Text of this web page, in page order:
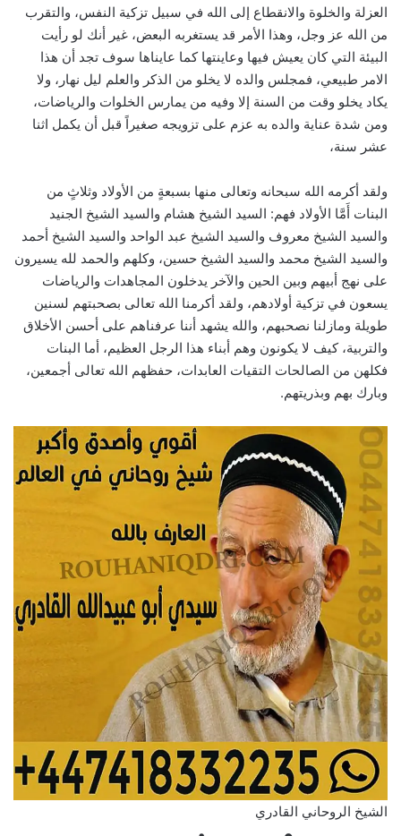
العزلة والخلوة والانقطاع إلى الله في سبيل تزكية النفس، والتقرب
من الله عز وجل، وهذا الأمر قد يستغربه البعض، غير أنك لو رأيت
البيئة التي كان يعيش فيها وعاينتها كما عايناها سوف تجد أن هذا
الامر طبيعي، فمجلس والده لا يخلو من الذكر والعلم ليل نهار، ولا
يكاد يخلو وقت من السنة إلا وفيه من يمارس الخلوات والرياضات،
ومن شدة عناية والده به عزم على تزويجه صغيراً قبل أن يكمل اثنا
عشر سنة،
ولقد أكرمه الله سبحانه وتعالى منها بسبعةٍ من الأولاد وثلاثٍ من
البنات أَمَّا الأولاد فهم: السيد الشيخ هشام والسيد الشيخ الجنيد
والسيد الشيخ معروف والسيد الشيخ عبد الواحد والسيد الشيخ أحمد
والسيد الشيخ محمد والسيد الشيخ حسين، وكلهم والحمد لله يسيرون
على نهج أبيهم وبين الحين والآخر يدخلون المجاهدات والرياضات
يسعون في تزكية أولادهم، ولقد أكرمنا الله تعالى بصحبتهم لسنين
طويلة ومازلنا نصحبهم، والله يشهد أننا عرفناهم على أحسن الأخلاق
والتربية، كيف لا يكونون وهم أبناء هذا الرجل العظيم، أما البنات
فكلهن من الصالحات التقيات العابدات، حفظهم الله تعالى أجمعين،
وبارك بهم وبذريتهم.
الشيخ الروحاني القادري